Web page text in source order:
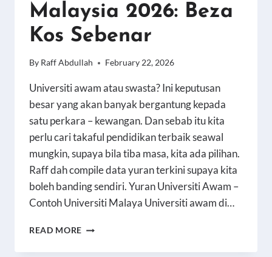
Malaysia 2026: Beza
Kos Sebenar
By Raff Abdullah February 22, 2026
Universiti awam atau swasta? Ini keputusan
besar yang akan banyak bergantung kepada
satu perkara – kewangan. Dan sebab itu kita
perlu cari takaful pendidikan terbaik seawal
mungkin, supaya bila tiba masa, kita ada pilihan.
Raff dah compile data yuran terkini supaya kita
boleh banding sendiri. Yuran Universiti Awam –
Contoh Universiti Malaya Universiti awam di…
READ MORE YURAN
AWAM